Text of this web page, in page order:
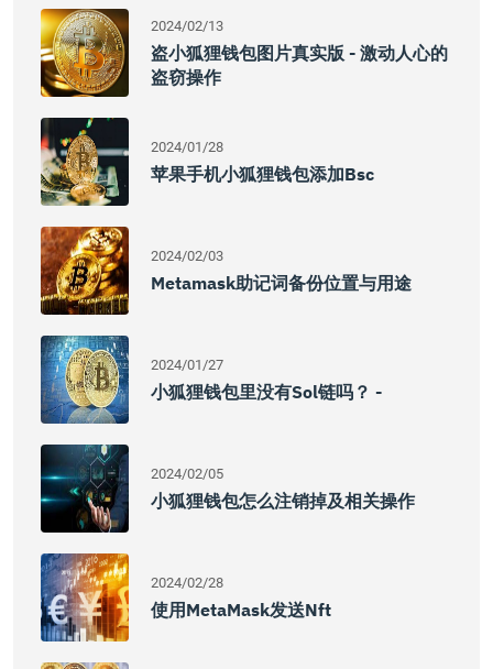
2024/02/13
盗小狐狸钱包图片真实版 - 激动人心的
盗窃操作
2024/01/28
苹果手机小狐狸钱包添加bsc
2024/02/03
Metamask助记词备份位置与用途
2024/01/27
小狐狸钱包里没有Sol链吗？ -
2024/02/05
小狐狸钱包怎么注销掉及相关操作
2024/02/28
使用MetaMask发送nft